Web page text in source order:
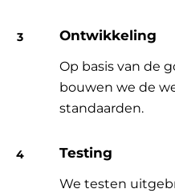
Ontwikkeling
Op basis van de
bouwen we de
standaarden.
Testing
We testen